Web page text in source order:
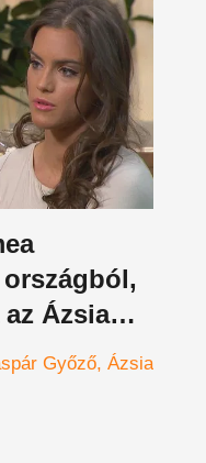
Ázsia
Győző Ázsia